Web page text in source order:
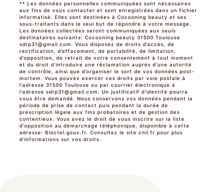
** Les données personnelles communiquées sont nécessaires
aux fins de vous contacter et sont enregistrées dans un fichier
informatisé. Elles sont destinées à Cocooning beauty et ses
sous-traitants dans le seul but de répondre à votre message.
Les données collectées seront communiquées aux seuls
destinataires suivants: Cocooning beauty 31500 Toulouse
sdrp31@gmail.com. Vous disposez de droits d’accès, de
rectification, d’effacement, de portabilité, de limitation,
d’opposition, de retrait de votre consentement à tout moment
et du droit d’introduire une réclamation auprès d’une autorité
de contrôle, ainsi que d’organiser le sort de vos données post-
mortem. Vous pouvez exercer ces droits par voie postale à
l'adresse 31500 Toulouse ou par courrier électronique à
l'adresse sdrp31@gmail.com. Un justificatif d'identité pourra
vous être demandé. Nous conservons vos données pendant la
période de prise de contact puis pendant la durée de
prescription légale aux fins probatoires et de gestion des
contentieux. Vous avez le droit de vous inscrire sur la liste
d'opposition au démarchage téléphonique, disponible à cette
adresse: Bloctel.gouv.fr. Consultez le site cnil.fr pour plus
d’informations sur vos droits.